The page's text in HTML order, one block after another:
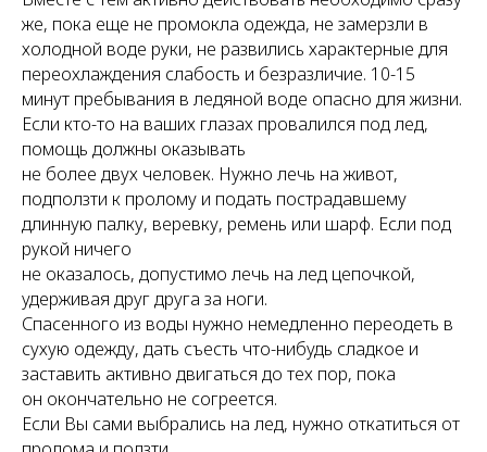
же, пока еще не промокла одежда, не замерзли в
холодной воде руки, не развились характерные для
переохлаждения слабость и безразличие. 10-15
минут пребывания в ледяной воде опасно для жизни.
Если кто-то на ваших глазах провалился под лед,
помощь должны оказывать
не более двух человек. Нужно лечь на живот,
подползти к пролому и подать пострадавшему
длинную палку, веревку, ремень или шарф. Если под
рукой ничего
не оказалось, допустимо лечь на лед цепочкой,
удерживая друг друга за ноги.
Спасенного из воды нужно немедленно переодеть в
сухую одежду, дать съесть что-нибудь сладкое и
заставить активно двигаться до тех пор, пока
он окончательно не согреется.
Если Вы сами выбрались на лед, нужно откатиться от